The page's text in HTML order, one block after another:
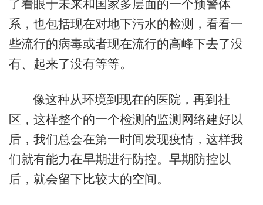
了着眼于未来和国家多层面的一个预警体
系，也包括现在对地下污水的检测，看看一
些流行的病毒或者现在流行的高峰下去了没
有、起来了没有等等。
像这种从环境到现在的医院，再到社
区，这样整个的一个检测的监测网络建好以
后，我们总会在第一时间发现疫情，这样我
们就有能力在早期进行防控。早期防控以
后，就会留下比较大的空间。